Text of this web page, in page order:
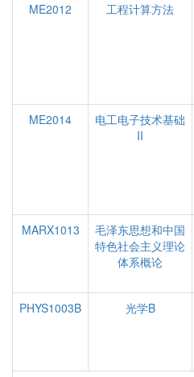
ME2012
工程计算方法
ME2014
电工电子技术基础
II
MARX1013
毛泽东思想和中国
特色社会主义理论
体系概论
PHYS1003B
光学B